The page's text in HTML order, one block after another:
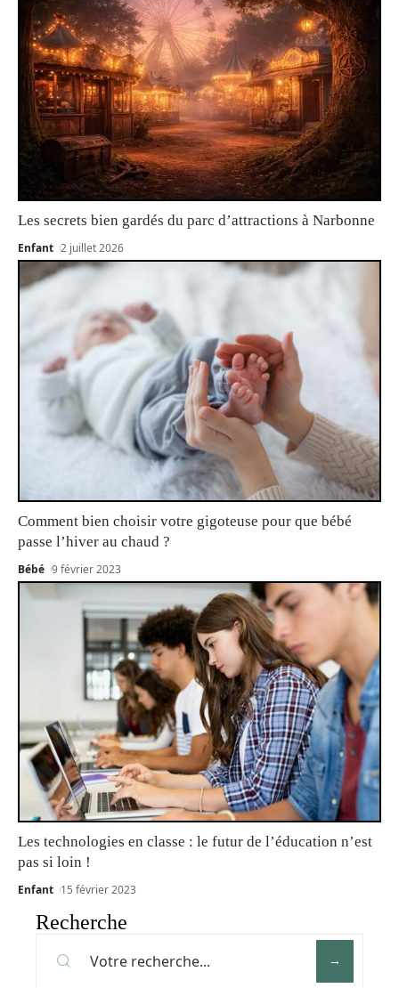
Les secrets bien gardés du parc d’attractions à Narbonne
Enfant 2 juillet 2026
Comment bien choisir votre gigoteuse pour que bébé
passe l’hiver au chaud ?
Bébé 9 février 2023
Les technologies en classe : le futur de l’éducation n’est
pas si loin !
Enfant 15 février 2023
Recherche